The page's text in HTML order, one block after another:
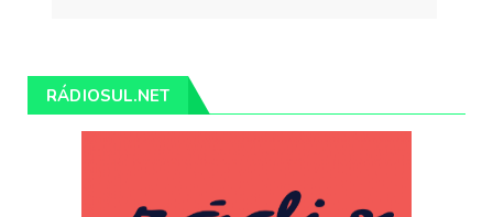
RÁDIOSUL.NET